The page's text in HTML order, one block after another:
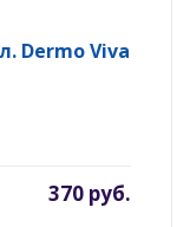
Dermo Viva
370 руб.